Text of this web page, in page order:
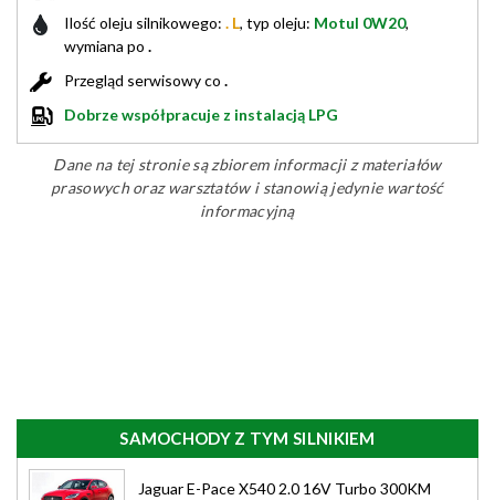
Ilość oleju silnikowego: . L, typ oleju: Motul 0W20,
wymiana po .
Przegląd serwisowy co .
Dobrze współpracuje z instalacją LPG
Dane na tej stronie są zbiorem informacji z materiałów
prasowych oraz warsztatów i stanowią jedynie wartość
informacyjną
SAMOCHODY Z TYM SILNIKIEM
Jaguar E-Pace X540 2.0 16V Turbo 300KM